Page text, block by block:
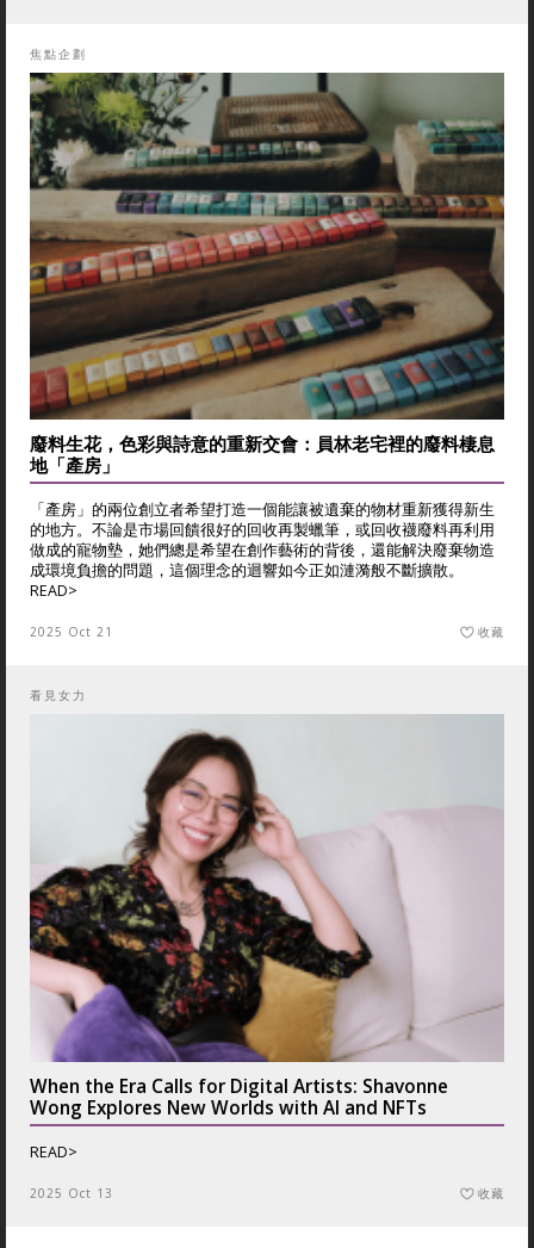
焦點企劃
廢料生花，色彩與詩意的重新交會：員林老宅裡的廢料棲息
地「產房」
「產房」的兩位創立者希望打造一個能讓被遺棄的物材重新獲得新生
的地方。不論是市場回饋很好的回收再製蠟筆，或回收襪廢料再利用
做成的寵物墊，她們總是希望在創作藝術的背後，還能解決廢棄物造
成環境負擔的問題，這個理念的迴響如今正如漣漪般不斷擴散。
READ>
2025 Oct 21 收藏
看見女力
When the Era Calls for Digital Artists: Shavonne
Wong Explores New Worlds with AI and NFTs
READ>
2025 Oct 13 收藏